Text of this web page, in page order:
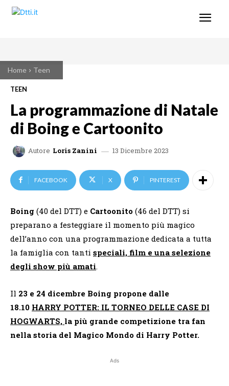
Home Teen
TEEN
La programmazione di Natale
di Boing e Cartoonito
Autore Loris Zanini 13 Dicembre 2023
FACEBOOK X PINTEREST
Boing (40 del DTT) e Cartoonito (46 del DTT) si
preparano a festeggiare il momento più magico
dell’anno con una programmazione dedicata a tutta
la famiglia con tanti speciali, film e una selezione
degli show più amati.
Il 23 e 24 dicembre Boing propone dalle
18.10 HARRY POTTER: IL TORNEO DELLE CASE DI
HOGWARTS, la più grande competizione tra fan
nella storia del Magico Mondo di Harry Potter.
Ads